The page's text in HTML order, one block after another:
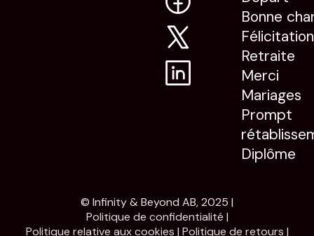
Bonne
Retraite
Merci
Mariages
Prompt
Diplôme
© Infinity & Beyond AB, 2025 |
Politique de confidentialité |
Politique relative aux cookies | Politique de retours |